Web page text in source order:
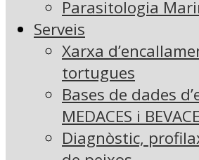
Parasitologia
Serveis
Xarxa
tortugues
Bases de dades
MEDACES i
Diagnòstic,